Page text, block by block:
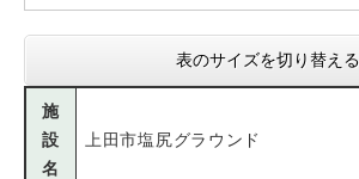
表のサイズを切り替える
施
設
名
上田市塩尻グラウンド